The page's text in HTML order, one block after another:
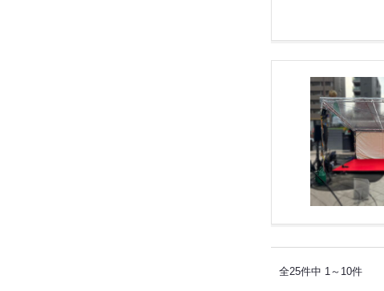
全25件中 1～10件